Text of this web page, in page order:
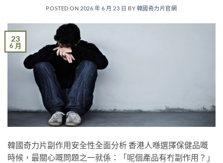
POSTED ON 2026 年 6 月 23 日 BY 韓國奇力片官網
23
6 月
韓國奇力片副作用安全性全面分析 香港人喺選擇保健品嘅
時候，最關心嘅問題之一就係：「呢個產品有冇副作用？」